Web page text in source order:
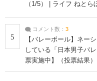
（1/5） | ライフ ねとら
5
コメント数： 3
【バレーボール】ネー
している「日本男子バ
票実施中】（投票結果